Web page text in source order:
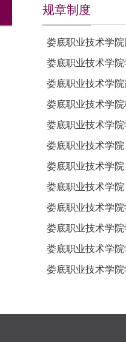
规章制度
娄底职业技术学
娄底职业技术学
娄底职业技术学
娄底职业技术学
娄底职业技术学
娄底职业技术学
娄底职业技术学
娄底职业技术学
娄底职业技术学
娄底职业技术学
娄底职业技术学
娄底职业技术学